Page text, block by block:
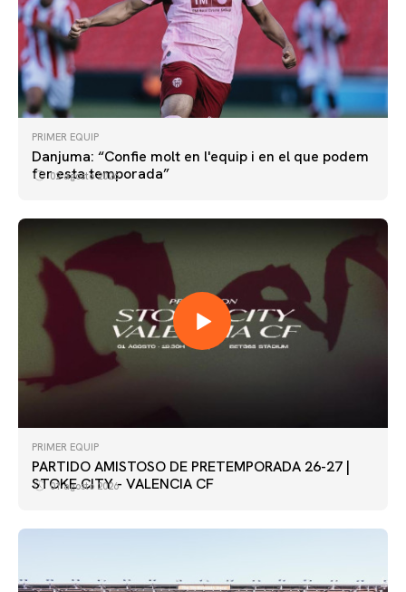
PRIMER EQUIP
Danjuma: “Confie molt en l'equip i en el que podem
fer esta temporada”
02 agosto 2026
PRIMER EQUIP
PARTIDO AMISTOSO DE PRETEMPORADA 26-27 |
STOKE CITY - VALENCIA CF
01 agosto 2026